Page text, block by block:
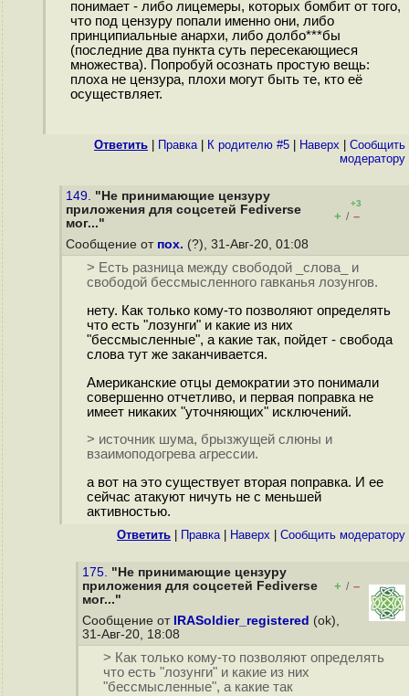
понимает - либо лицемеры, которых бомбит от того,
что под цензуру попали именно они, либо
принципиальные анархи, либо долбо***бы
(последние два пункта суть пересекающиеся
множества). Попробуй осознать простую вещь:
плоха не цензура, плохи могут быть те, кто её
осуществляет.
Ответить Правка| К родителю #5 Наверх
Cообщить
модератору
149. "Не принимающие цензуру
приложения для соцсетей Fediverse
мог..."
+3
+ / –
Сообщение от пох. (?), 31-Авг-20, 01:08
> Есть разница между свободой _слова_ и
свободой бессмысленного гавканья лозунгов.
нету. Как только кому-то позволяют определять
что есть "лозунги" и какие из них
"бессмысленные", а какие так, пойдет - свобода
слова тут же заканчивается.
Американские отцы демократии это понимали
совершенно отчетливо, и первая поправка не
имеет никаких "уточняющих" исключений.
> источник шума, брызжущей слюны и
взаимоподогрева агрессии.
а вот на это существует вторая поправка. И ее
сейчас атакуют ничуть не с меньшей
активностью.
Ответить Правка| Наверх Cообщить модератору
175. "Не принимающие цензуру
приложения для соцсетей Fediverse
мог..."
+ / –
Сообщение от IRASoldier_registered (ok),
31-Авг-20, 18:08
> Как только кому-то позволяют определять
что есть "лозунги" и какие из них
"бессмысленные", а какие так